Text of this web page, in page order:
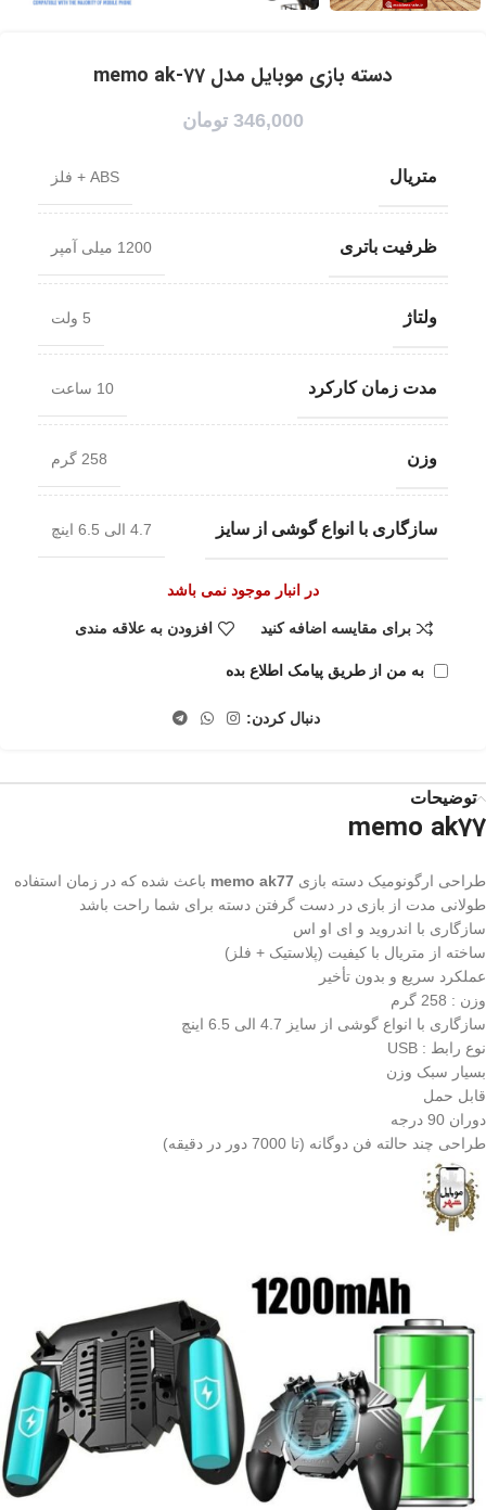
دسته بازی موبایل مدل memo ak-77
346,000 تومان
متریال ABS + فلز
ظرفیت باتری 1200 میلی آمپر
ولتاژ 5 ولت
مدت زمان کارکرد 10 ساعت
وزن 258 گرم
سازگاری با انواع گوشی از سایز 4.7 الی 6.5 اینچ
در انبار موجود نمی باشد
برای مقایسه اضافه کنید افزودن به علاقه مندی
به من از طریق پیامک اطلاع بده
دنبال کردن:
توضیحات
memo ak77
طراحی ارگونومیک دسته بازی memo ak77 باعث شده که در زمان استفاده
طولانی مدت از بازی در دست گرفتن دسته برای شما راحت باشد
سازگاری با اندروید و ای او اس
ساخته از متریال با کیفیت (پلاستیک + فلز)
عملکرد سریع و بدون تأخیر
وزن : 258 گرم
سازگاری با انواع گوشی از سایز 4.7 الی 6.5 اینچ
نوع رابط : USB
بسیار سبک وزن
قابل حمل
دوران 90 درجه
طراحی چند حالته فن دوگانه (تا 7000 دور در دقیقه)